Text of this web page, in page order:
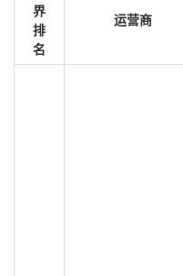
界
排
名
运营商